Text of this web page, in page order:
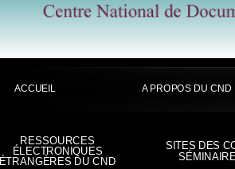
ACCUEIL A PROPOS DU CND
RESSOURCES
ÉLECTRONIQUES
ÉTRANGÈRES DU CND
SITES DES